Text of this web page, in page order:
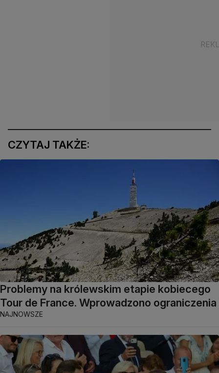
CZYTAJ TAKŻE:
Problemy na królewskim etapie kobiecego
Tour de France. Wprowadzono ograniczenia
NAJNOWSZE